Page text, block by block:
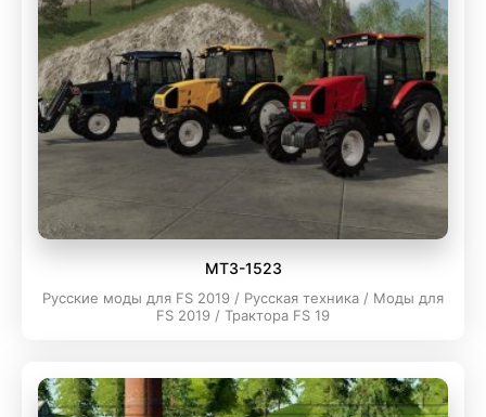
МТЗ-1523
Русские моды для FS 2019 / Русская техника / Моды для
FS 2019 / Трактора FS 19